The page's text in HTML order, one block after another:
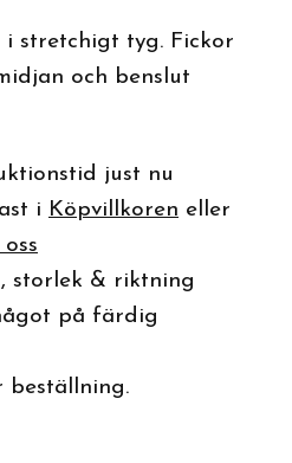
stretchigt tyg. Fickor
och benslut
just nu
i Köpvillkoren eller
storlek & riktning
på färdig
beställning.